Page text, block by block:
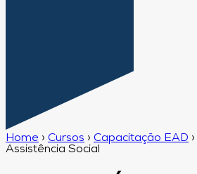
Home › Cursos › Capacitação EAD ›
Assistência Social